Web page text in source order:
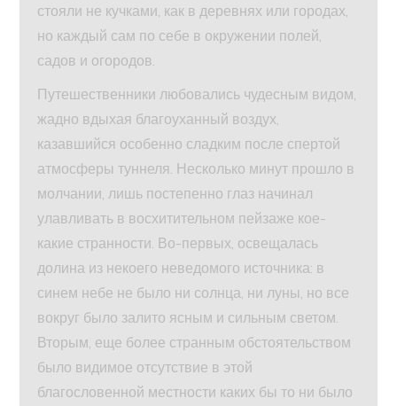
стояли не кучками, как в деревнях или городах,
но каждый сам по себе в окружении полей,
садов и огородов.
Путешественники любовались чудесным видом,
жадно вдыхая благоуханный воздух,
казавшийся особенно сладким после спертой
атмосферы туннеля. Несколько минут прошло в
молчании, лишь постепенно глаз начинал
улавливать в восхитительном пейзаже кое-
какие странности. Во-первых, освещалась
долина из некоего неведомого источника: в
синем небе не было ни солнца, ни луны, но все
вокруг было залито ясным и сильным светом.
Вторым, еще более странным обстоятельством
было видимое отсутствие в этой
благословенной местности каких бы то ни было